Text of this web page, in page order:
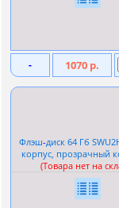
- 1070 р.
Флэш-диск 64 Гб
корпус, прозрачный
(Товара нет на